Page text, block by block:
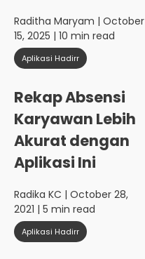
Raditha Maryam | October
15, 2025 | 10 min read
Aplikasi Hadirr
Rekap Absensi
Karyawan Lebih
Akurat dengan
Aplikasi Ini
Radika KC | October 28,
2021 | 5 min read
Aplikasi Hadirr